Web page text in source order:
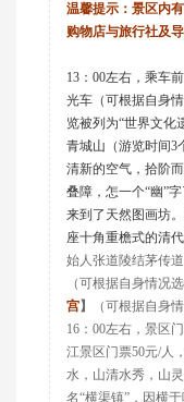
温馨提示： 景区内
购物店与旅行社及导
13 ： 00左右 ， 乘车
光车（可根据自身
览被列为“世界文
青城山（游览时间3
清新的空气，拾阶
叠障，怎一个“幽”
来到了天然图画坊
座十角重檐式的清
始人张道陵结茅传
（可根据自身情况
宫】 （可根据自身
16 ： 00左右 ， 景区
江景区门票50元/人
水，山清水秀，山
名“横渠镇”，因横